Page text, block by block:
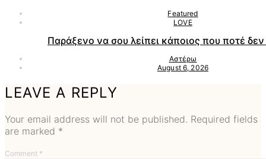
Featured
LOVE
Παράξενο να σου λείπει κάποιος που ποτέ δεν
Αστέρω
August 6, 2026
LEAVE A REPLY
Your email address will not be published. Required fields
are marked *
Comment *